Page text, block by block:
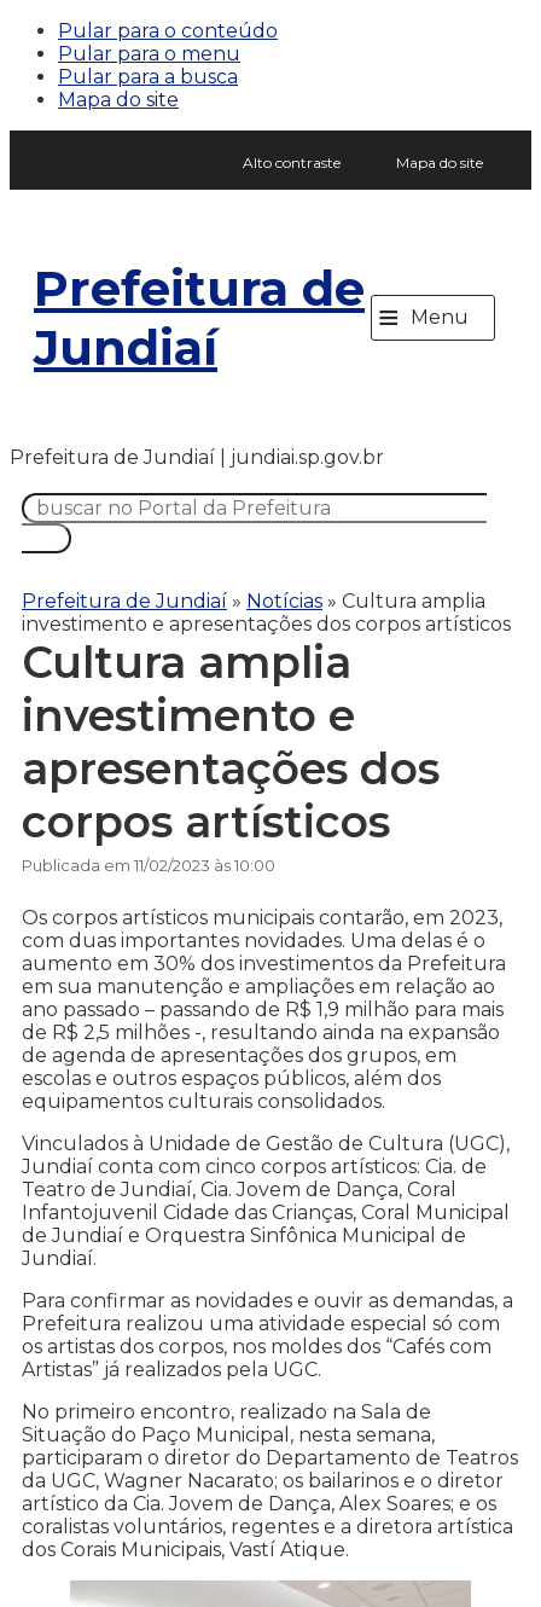
Pular para o conteúdo
Pular para o menu
Pular para a busca
Mapa do site
Alto contraste Mapa do site
Prefeitura de
Jundiaí
≡ Menu
Prefeitura de Jundiaí | jundiai.sp.gov.br
Prefeitura de Jundiaí » Notícias » Cultura amplia
investimento e apresentações dos corpos artísticos
Cultura amplia
investimento e
apresentações dos
corpos artísticos
Publicada em 11/02/2023 às 10:00
Os corpos artísticos municipais contarão, em 2023,
com duas importantes novidades. Uma delas é o
aumento em 30% dos investimentos da Prefeitura
em sua manutenção e ampliações em relação ao
ano passado – passando de R$ 1,9 milhão para mais
de R$ 2,5 milhões -, resultando ainda na expansão
de agenda de apresentações dos grupos, em
escolas e outros espaços públicos, além dos
equipamentos culturais consolidados.
Vinculados à Unidade de Gestão de Cultura (UGC),
Jundiaí conta com cinco corpos artísticos: Cia. de
Teatro de Jundiaí, Cia. Jovem de Dança, Coral
Infantojuvenil Cidade das Crianças, Coral Municipal
de Jundiaí e Orquestra Sinfônica Municipal de
Jundiaí.
Para confirmar as novidades e ouvir as demandas, a
Prefeitura realizou uma atividade especial só com
os artistas dos corpos, nos moldes dos “Cafés com
Artistas” já realizados pela UGC.
No primeiro encontro, realizado na Sala de
Situação do Paço Municipal, nesta semana,
participaram o diretor do Departamento de Teatros
da UGC, Wagner Nacarato; os bailarinos e o diretor
artístico da Cia. Jovem de Dança, Alex Soares; e os
coralistas voluntários, regentes e a diretora artística
dos Corais Municipais, Vastí Atique.